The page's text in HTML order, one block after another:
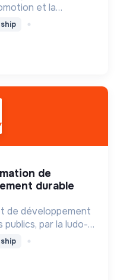
et la
publics et de
en animer la
durable
de développement
par la ludo-